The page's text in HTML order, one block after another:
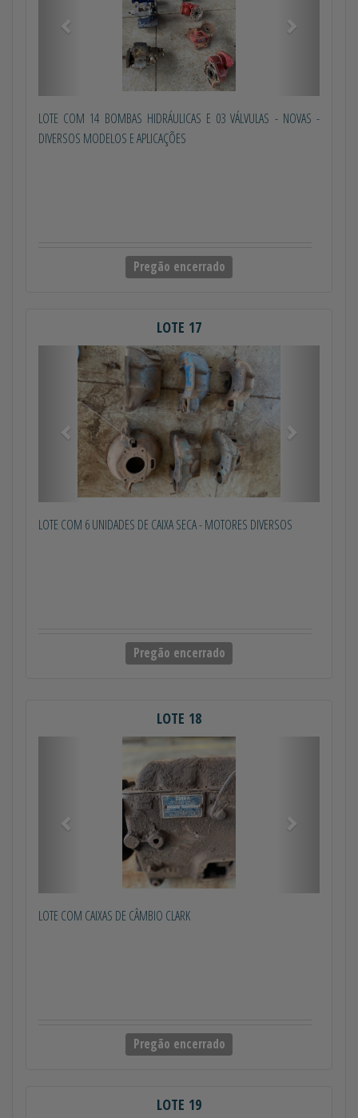
LOTE COM 14 BOMBAS HIDRÁULICAS E 03 VÁLVULAS - NOVAS -
DIVERSOS MODELOS E APLICAÇÕES
Pregão encerrado
LOTE 17
Anterior
LOTE COM 6 UNIDADES DE CAIXA SECA - MOTORES DIVERSOS
Pregão encerrado
LOTE 18
LOTE COM CAIXAS DE CÂMBIO CLARK
Pregão encerrado
LOTE 19